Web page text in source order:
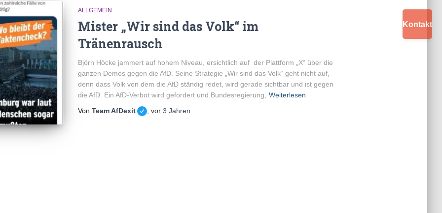
ALLGEMEIN
Mister „Wir sind das Volk“ im
Tränenrausch
Björn Höcke jammert auf hohem Niveau, ersichtlich auf der Plattform „X“ über die
ganzen Demos gegen die AfD. Seine Strategie „Wir sind das Volk“ geht nicht auf,
denn dass Volk von dem die AfD ständig redet, wird gerade sichtbar und ist gegen
die AfD. Ein AfD-Verbot wird gefordert und Bundesregierung,
Weiterlesen
Von Team AfDexit , vor 3 Jahren
Kontakt